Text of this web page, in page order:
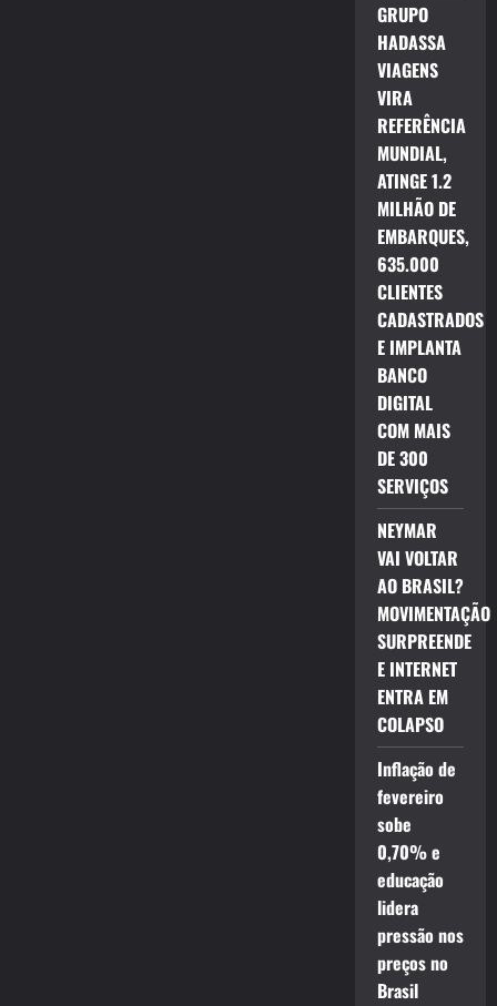
GRUPO
HADASSA
VIAGENS
VIRA
REFERÊNCIA
MUNDIAL,
ATINGE 1.2
MILHÃO DE
EMBARQUES,
635.000
CLIENTES
CADASTRADOS
E IMPLANTA
BANCO
DIGITAL
COM MAIS
DE 300
SERVIÇOS
NEYMAR
VAI VOLTAR
AO BRASIL?
MOVIMENTAÇÃO
SURPREENDE
E INTERNET
ENTRA EM
COLAPSO
Inflação de
fevereiro
sobe
0,70% e
educação
lidera
pressão nos
preços no
Brasil